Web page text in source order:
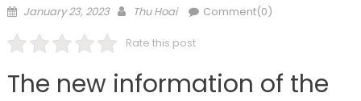
Posted
January 23, 2023 Author
Thu Hoai Comment(0)
Rate this post
The new information of the